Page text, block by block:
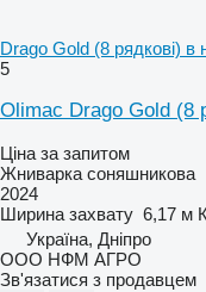
Drago Gold (8 рядкові) в
5
Olimac Drago Gold (8
Ціна за запитом
Жниварка соняшникова
2024
Ширина захвату 6,17 м
Україна, Дніпро
ООО НФМ АГРО
Зв'язатися з продавцем